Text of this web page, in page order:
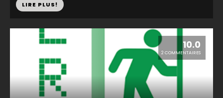
LIRE PLUS!
10.0
2 COMMENTAIRES